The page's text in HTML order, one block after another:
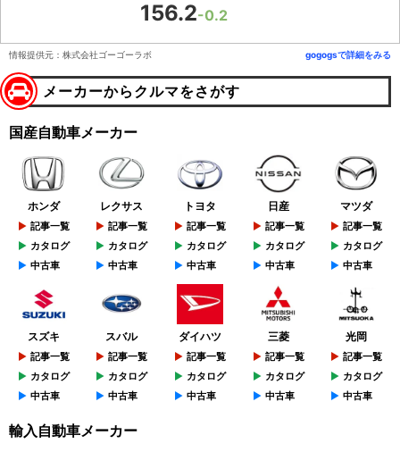
156.2-0.2
情報提供元：株式会社ゴーゴーラボ gogogsで詳細をみる
メーカーからクルマをさがす
国産自動車メーカー
ホンダ
記事一覧
カタログ
中古車
レクサス
記事一覧
カタログ
中古車
トヨタ
記事一覧
カタログ
中古車
日産
記事一覧
カタログ
中古車
マツダ
記事一覧
カタログ
中古車
スズキ
記事一覧
カタログ
中古車
スバル
記事一覧
カタログ
中古車
ダイハツ
記事一覧
カタログ
中古車
三菱
記事一覧
カタログ
中古車
光岡
記事一覧
カタログ
中古車
輸入自動車メーカー